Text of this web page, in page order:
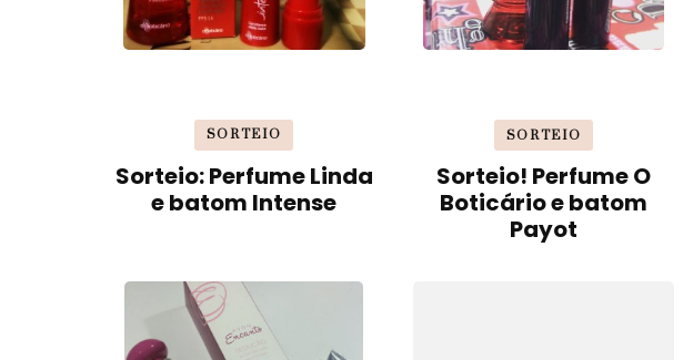
SORTEIO
Sorteio: Perfume Linda
e batom Intense
SORTEIO
Sorteio! Perfume O
Boticário e batom
Payot